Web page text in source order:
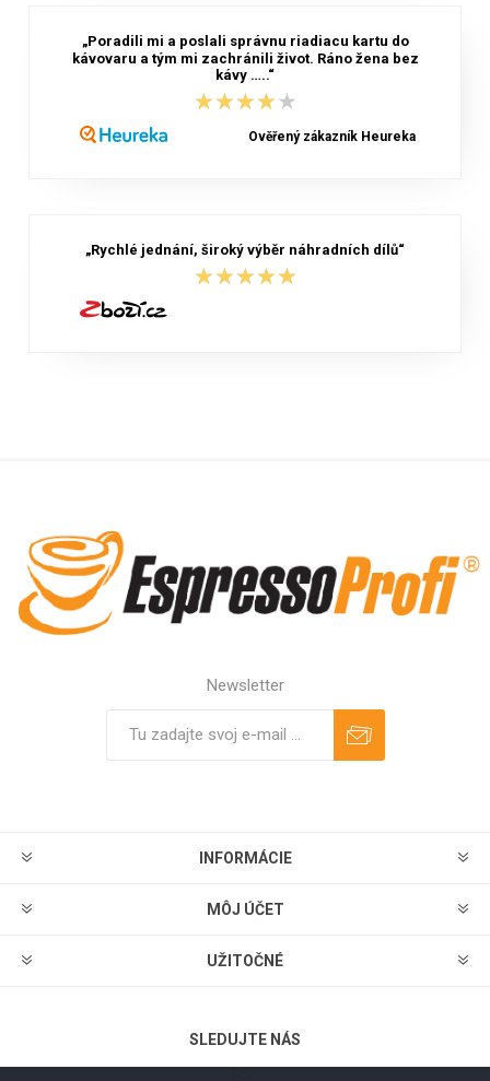
„Poradili mi a poslali správnu riadiacu kartu do
kávovaru a tým mi zachránili život. Ráno žena bez
kávy …..“
★★★★★
★★★★★
Ověřený zákazník Heureka
„Rychlé jednání, široký výběr náhradních dílů“
★★★★★
★★★★★
Newsletter
INFORMÁCIE
MÔJ ÚČET
UŽITOČNÉ
SLEDUJTE NÁS